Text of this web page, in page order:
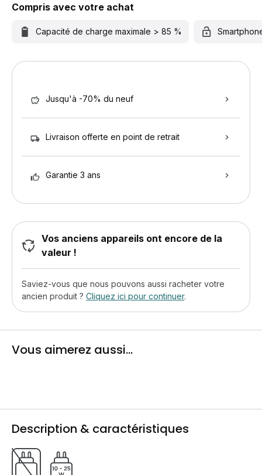
Compris avec votre achat
Capacité de charge maximale > 85 %
Jusqu'à -70% du neuf
Livraison offerte en point de retrait
Garantie 3 ans
Vos anciens appareils ont encore de la
valeur !
Saviez-vous que nous pouvons aussi racheter votre
ancien produit ? Cliquez ici pour continuer.
Vous aimerez aussi...
Description & caractéristiques